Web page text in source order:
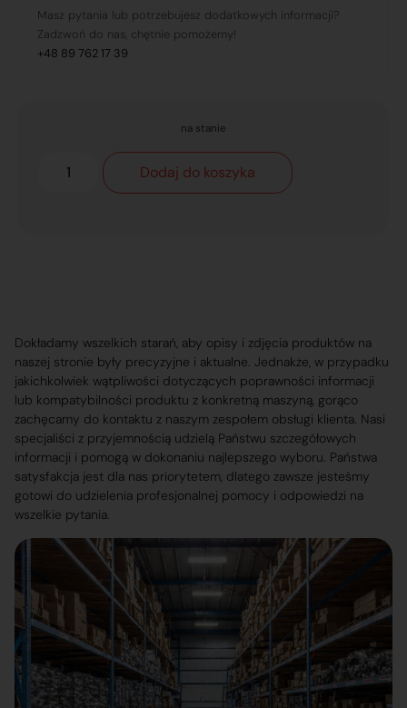
Masz pytania lub potrzebujesz dodatkowych informacji?
Zadzwoń do nas, chętnie pomożemy!
+48 89 762 17 39
na stanie
Dodaj do koszyka
Dokładamy wszelkich starań, aby opisy i zdjęcia produktów na
naszej stronie były precyzyjne i aktualne. Jednakże, w przypadku
jakichkolwiek wątpliwości dotyczących poprawności informacji
lub kompatybilności produktu z konkretną maszyną, gorąco
zachęcamy do kontaktu z naszym zespołem obsługi klienta. Nasi
specjaliści z przyjemnością udzielą Państwu szczegółowych
informacji i pomogą w dokonaniu najlepszego wyboru. Państwa
satysfakcja jest dla nas priorytetem, dlatego zawsze jesteśmy
gotowi do udzielenia profesjonalnej pomocy i odpowiedzi na
wszelkie pytania.